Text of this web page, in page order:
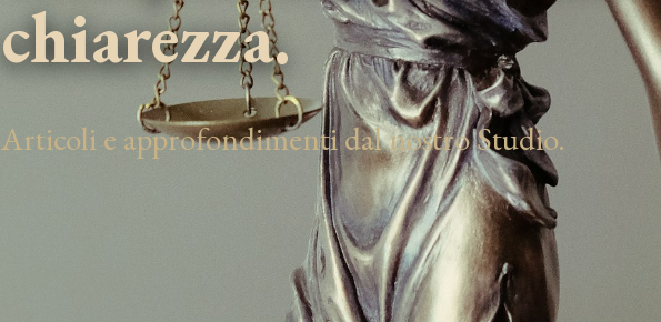
chiarezza.
Articoli e approfondimenti dal nostro Studio.